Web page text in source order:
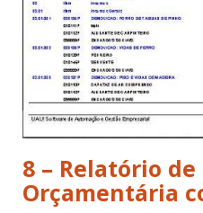
8 – Relatório
Orçamentária